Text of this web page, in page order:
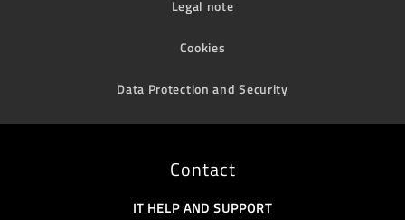
Legal note
Cookies
Data Protection and Security
Contact
IT HELP AND SUPPORT